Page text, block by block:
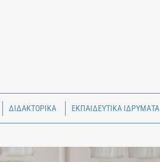
ΔΙΔΑΚΤΟΡΙΚΑ ΕΚΠΑΙΔΕΥΤΙΚΑ ΙΔΡΥΜΑΤΑ